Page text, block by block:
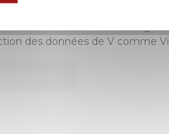
des données de V comme